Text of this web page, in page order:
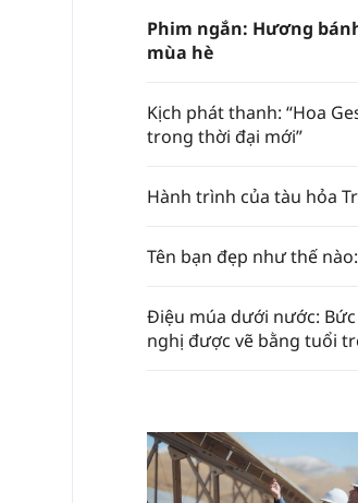
Phim ngắn: Hương
mùa hè
Kịch phát thanh: “Hoa
trong thời đại mới”
Hành trình của tàu hỏa
Tên bạn đẹp như thế
Điệu múa dưới nước:
nghị được vẽ bằng tuổi